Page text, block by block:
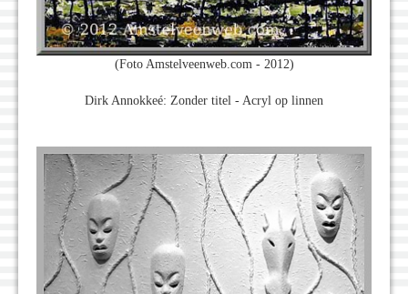
(Foto Amstelveenweb.com - 2012)
Dirk Annokkeé: Zonder titel - Acryl op linnen